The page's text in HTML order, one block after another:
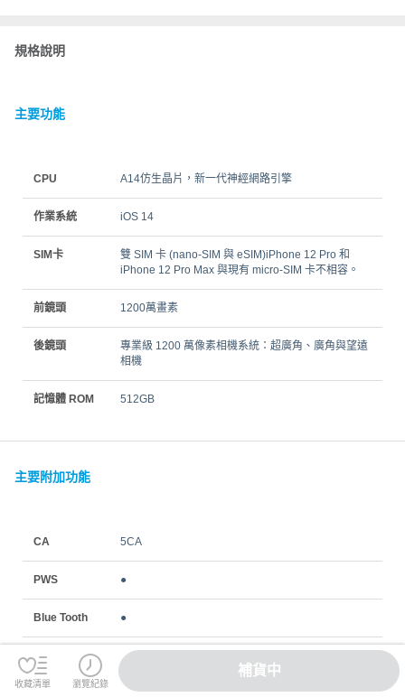
規格說明
主要功能
CPU A14仿生晶片，新一代神經網路引擎
作業系統 iOS 14
SIM卡
雙 SIM 卡 (nano‑SIM 與 eSIM)iPhone 12 Pro 和
iPhone 12 Pro Max 與現有 micro-SIM 卡不相容。
前鏡頭 1200萬畫素
後鏡頭
專業級 1200 萬像素相機系統：超廣角、廣角與望遠
相機
記憶體 ROM 512GB
主要附加功能
CA 5CA
PWS ●
Blue Tooth ●
GPRS ●
收藏清單 瀏覽紀錄
補貨中